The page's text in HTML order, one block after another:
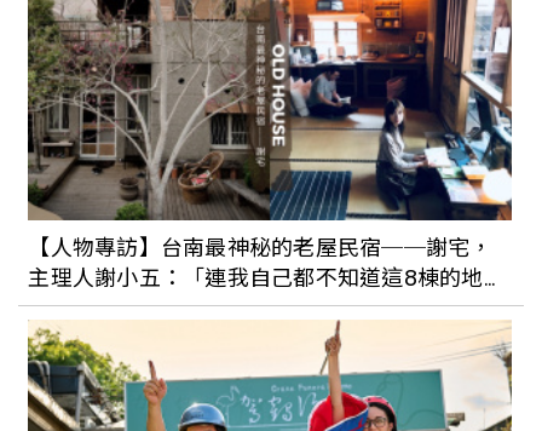
【人物專訪】台南最神秘的老屋民宿──謝宅，
主理人謝小五：「連我自己都不知道這8棟的地
址。」